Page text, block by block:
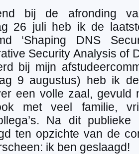
bij de afronding
26 juli heb ik de
‘Shaping DNS
Security Analysis of
bij mijn
9 augustus) heb ik
een volle zaal, gevuld
met veel familie,
Na dit
ten opzichte van de
ik ben geslaagd!